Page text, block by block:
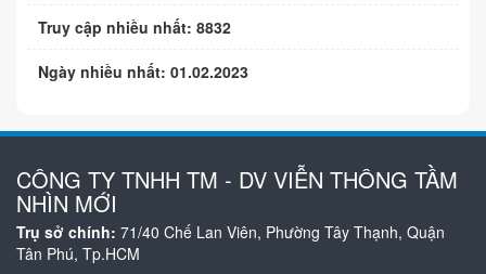
Truy cập nhiều nhất: 8832
Ngày nhiều nhất: 01.02.2023
CÔNG TY TNHH TM - DV VIỄN THÔNG TẦM
NHÌN MỚI
Trụ sở chính: 71/40 Chế Lan Viên, Phường Tây Thạnh, Quận
Tân Phú, Tp.HCM